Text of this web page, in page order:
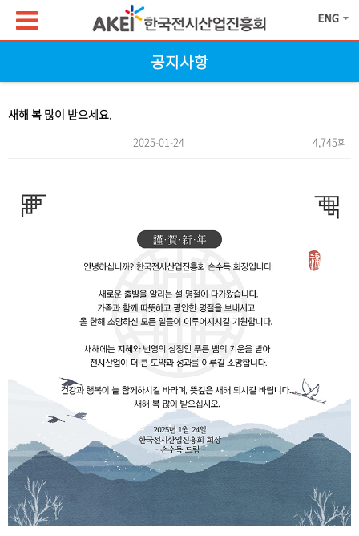
공지사항
새해 복 많이 받으세요.
2025-01-24 4,745회